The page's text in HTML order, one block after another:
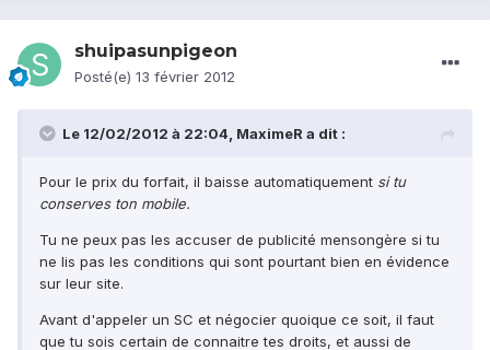
shuipasunpigeon
Posté(e) 13 février 2012
Le 12/02/2012 à 22:04, MaximeR a dit :
Pour le prix du forfait, il baisse automatiquement si tu
conserves ton mobile.
Tu ne peux pas les accuser de publicité mensongère si tu
ne lis pas les conditions qui sont pourtant bien en évidence
sur leur site.
Avant d'appeler un SC et négocier quoique ce soit, il faut
que tu sois certain de connaitre tes droits, et aussi de